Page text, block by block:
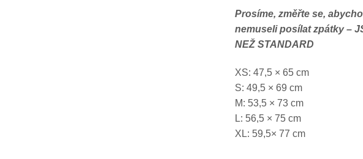
Prosíme, změřte se,
nemuseli posílat zpátky –
NEŽ STANDARD
XS: 47,5 × 65 cm
S: 49,5 × 69 cm
M: 53,5 × 73 cm
L: 56,5 × 75 cm
XL: 59,5× 77 cm